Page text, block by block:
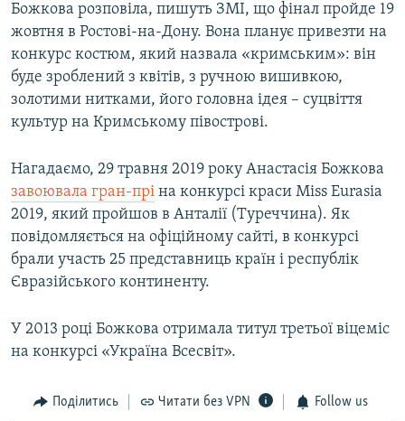
Божкова розповіла, пишуть ЗМІ, що фінал пройде 19
жовтня в Ростові-на-Дону. Вона планує привезти на
конкурс костюм, який назвала «кримським»: він
буде зроблений з квітів, з ручною вишивкою,
золотими нитками, його головна ідея – суцвіття
культур на Кримському півострові.
Нагадаємо, 29 травня 2019 року Анастасія Божкова
завоювала гран-прі на конкурсі краси Miss Eurasia
2019, який пройшов в Анталії (Туреччина). Як
повідомляється на офіційному сайті, в конкурсі
брали участь 25 представниць країн і республік
Євразійського континенту.
У 2013 році Божкова отримала титул третьої віцеміс
на конкурсі «Україна Всесвіт».
Поділитись Читати без VPN Follow us